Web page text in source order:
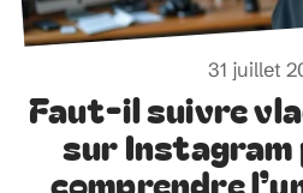
31 juillet
Faut-il suivre
sur Instagram
comprendre